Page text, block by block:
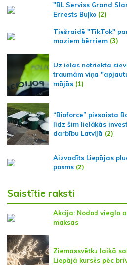
"BL Serviss Grand
Ernests Buļko (2)
Tiešraidē "TikTok"
maziem bērniem (3)
Uz ielas notriekta
traumām viņa
mājās (1)
“Bioforce” piesaista
līdz šim lielākās
darbību Latvijā (2)
Aizvadīts Liepājas
posms (2)
Saistītie raksti
Akcija: Nodod vieglo
maksas
Ziemassvētku laikā
Liepājā kursēs pēc